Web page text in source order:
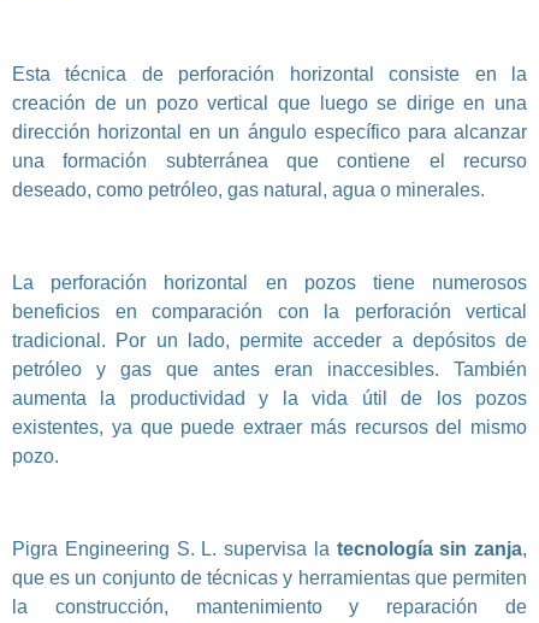
Esta técnica de perforación horizontal consiste en la
creación de un pozo vertical que luego se dirige en una
dirección horizontal en un ángulo específico para alcanzar
una formación subterránea que contiene el recurso
deseado, como petróleo, gas natural, agua o minerales.
La perforación horizontal en pozos tiene numerosos
beneficios en comparación con la perforación vertical
tradicional. Por un lado, permite acceder a depósitos de
petróleo y gas que antes eran inaccesibles. También
aumenta la productividad y la vida útil de los pozos
existentes, ya que puede extraer más recursos del mismo
pozo.
Pigra Engineering S. L. supervisa la tecnología sin zanja,
que es un conjunto de técnicas y herramientas que permiten
la construcción, mantenimiento y reparación de